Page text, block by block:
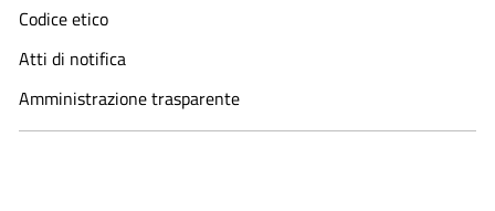
Codice etico
Atti di notifica
Amministrazione trasparente